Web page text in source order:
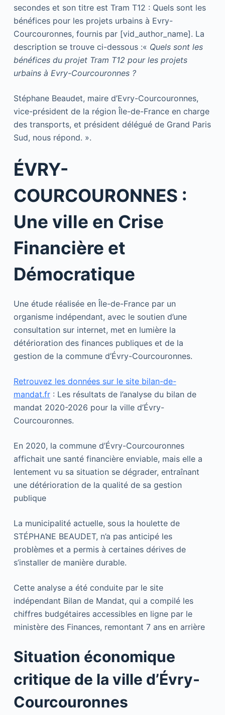
secondes et son titre est Tram T12 : Quels sont les
bénéfices pour les projets urbains à Evry-
Courcouronnes, fournis par [vid_author_name]. La
description se trouve ci-dessous :« Quels sont les
bénéfices du projet Tram T12 pour les projets
urbains à Evry-Courcouronnes ?
Stéphane Beaudet, maire d’Evry-Courcouronnes,
vice-président de la région Île-de-France en charge
des transports, et président délégué de Grand Paris
Sud, nous répond. ».
ÉVRY-
COURCOURONNES :
Une ville en Crise
Financière et
Démocratique
Une étude réalisée en Île-de-France par un
organisme indépendant, avec le soutien d’une
consultation sur internet, met en lumière la
détérioration des finances publiques et de la
gestion de la commune d’Évry-Courcouronnes.
Retrouvez les données sur le site bilan-de-
mandat.fr: Les résultats de l’analyse du bilan de
mandat 2020-2026 pour la ville d’Évry-
Courcouronnes.
En 2020, la commune d’Évry-Courcouronnes
affichait une santé financière enviable, mais elle a
lentement vu sa situation se dégrader, entraînant
une détérioration de la qualité de sa gestion
publique
La municipalité actuelle, sous la houlette de
STÉPHANE BEAUDET, n’a pas anticipé les
problèmes et a permis à certaines dérives de
s’installer de manière durable.
Cette analyse a été conduite par le site
indépendant Bilan de Mandat, qui a compilé les
chiffres budgétaires accessibles en ligne par le
ministère des Finances, remontant 7 ans en arrière
Situation économique
critique de la ville d’Évry-
Courcouronnes